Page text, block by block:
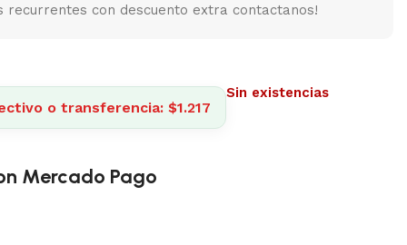
recurrentes con descuento extra contactanos!
o transferencia: $1.217
Sin existencias
Mercado Pago